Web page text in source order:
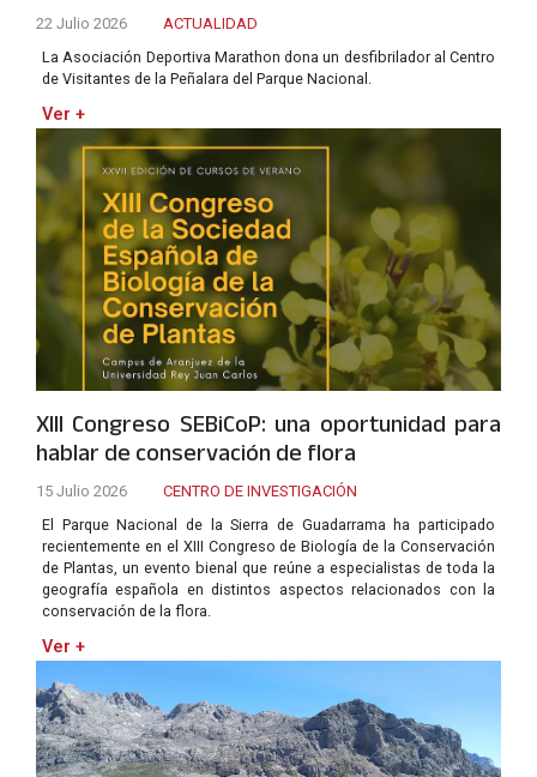
22 Julio 2026
ACTUALIDAD
La Asociación Deportiva Marathon dona un desfibrilador al Centro
de Visitantes de la Peñalara del Parque Nacional.
Ver +
XIII Congreso SEBiCoP: una oportunidad para
hablar de conservación de flora
15 Julio 2026
CENTRO DE INVESTIGACIÓN
El Parque Nacional de la Sierra de Guadarrama ha participado
recientemente en el XIII Congreso de Biología de la Conservación
de Plantas, un evento bienal que reúne a especialistas de toda la
geografía española en distintos aspectos relacionados con la
conservación de la flora.
Ver +